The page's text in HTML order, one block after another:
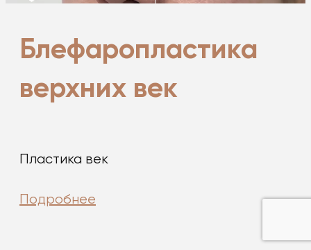
Блефаропластика
верхних век
Пластика век
Подробнее